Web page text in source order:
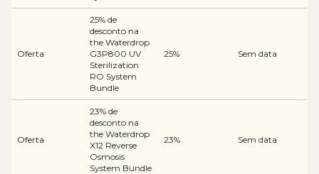
Oferta
25% de
desconto na
the Waterdrop
G3P800 UV
Sterilization
RO System
Bundle
25% Sem data
Oferta
23% de
desconto na
the Waterdrop
X12 Reverse
Osmosis
System Bundle
23% Sem data